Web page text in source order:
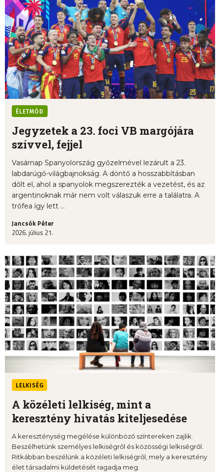
ÉLETMÓD
Jegyzetek a 23. foci VB margójára
szívvel, fejjel
Vasárnap Spanyolország győzelmével lezárult a 23.
labdarúgó-világbajnokság. A döntő a hosszabbításban
dőlt el, ahol a spanyolok megszerezték a vezetést, és az
argentinoknak már nem volt válaszuk erre a találatra. A
trófea így lett ...
Jancsók Péter
2026. július 21.
LELKISÉG
A közéleti lelkiség, mint a
keresztény hivatás kiteljesedése
A kereszténység megélése különböző színtereken zajlik.
Beszélhetünk személyes lelkiségről és közösségi lelkiségről.
Ritkábban beszélünk a közéleti lelkiségről, mely a keresztény
élet társadalmi küldetését ragadja meg.